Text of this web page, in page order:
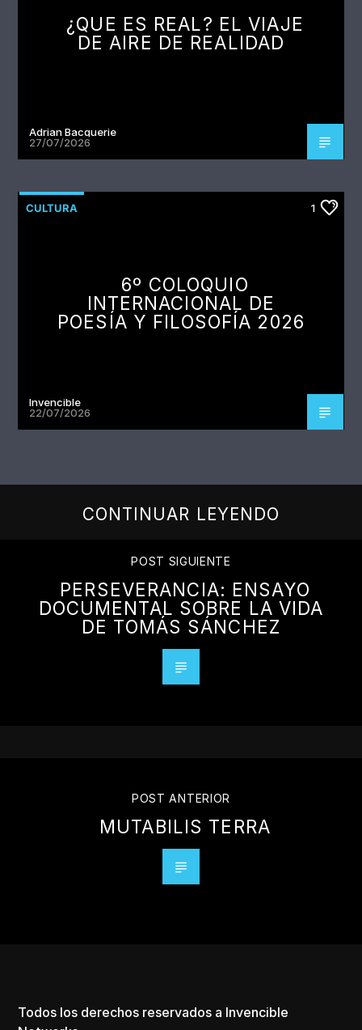
¿QUE ES REAL? EL VIAJE
DE AIRE DE REALIDAD
Adrian Bacquerie
27/07/2026
CULTURA 1
6º COLOQUIO
INTERNACIONAL DE
POESÍA Y FILOSOFÍA 2026
Invencible
22/07/2026
CONTINUAR LEYENDO
POST SIGUIENTE
PERSEVERANCIA: ENSAYO
DOCUMENTAL SOBRE LA VIDA
DE TOMÁS SÁNCHEZ
POST ANTERIOR
MUTABILIS TERRA
Todos los derechos reservados a Invencible